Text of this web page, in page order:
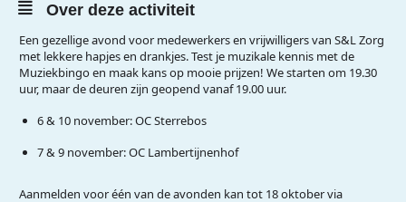
Over deze activiteit
Een gezellige avond voor medewerkers en vrijwilligers van S&L Zorg
met lekkere hapjes en drankjes. Test je muzikale kennis met de
Muziekbingo en maak kans op mooie prijzen! We starten om 19.30
uur, maar de deuren zijn geopend vanaf 19.00 uur.
6 & 10 november: OC Sterrebos
7 & 9 november: OC Lambertijnenhof
Aanmelden voor één van de avonden kan tot 18 oktober via